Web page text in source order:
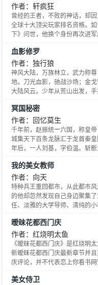
作者：轩疯狂
曾经的王者，不败的神话，却
全球十大顶尖玩家排名资格。
下》问世，他换个身份再次进
家组成的战队由你控制指挥。
间各大战队的顶尖玩家为之己
血影修罗
作者：独行狼
神风大陆，万族林立，武力称
地。刀光血影，驰战沙场；金
大陆风云。少年从荒山出发，
冥国秘密
作者：回忆莫生
千年前，赵振统一六国，称皇
城集天下百条龙脉汇于龙首秦
年后，一人刘基，字伯温。斩
叫江生的无业毕业生，接到了
家，归藏连山，尽出…
我的美女教师
作者：向天
特种兵王重回都市，从此都市
的他却忽然发现自己身边聚集
任、淡雅的大学导师、清纯的
暧昧花都西门庆
作者：红烧明太鱼
《暧昧花都西门庆》是红烧明
新暧昧花都西门庆最新章节并
庆评论，并不代表恋上你看书
美女侍卫